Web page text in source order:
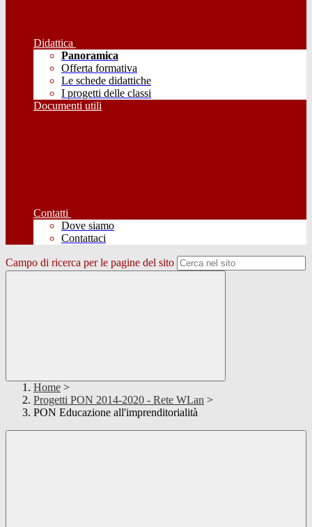
Didattica
Panoramica
Offerta formativa
Le schede didattiche
I progetti delle classi
Documenti utili
Contatti
Dove siamo
Contattaci
Campo di ricerca per le pagine del sito
Home >
Progetti PON 2014-2020 - Rete WLan >
PON Educazione all'imprenditorialità